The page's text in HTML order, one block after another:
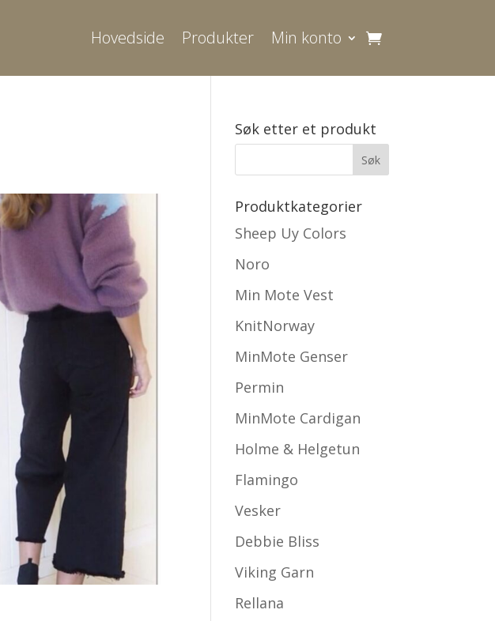
Hovedside Produkter Min konto
Søk etter et produkt
Produktkategorier
Sheep Uy Colors
Noro
Min Mote Vest
KnitNorway
MinMote Genser
Permin
MinMote Cardigan
Holme & Helgetun
Flamingo
Vesker
Debbie Bliss
Viking Garn
Rellana